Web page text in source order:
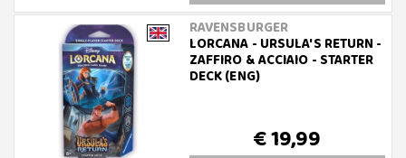
RAVENSBURGER
LORCANA - URSULA'S RETURN -
ZAFFIRO & ACCIAIO - STARTER
DECK (ENG)
€ 19,99